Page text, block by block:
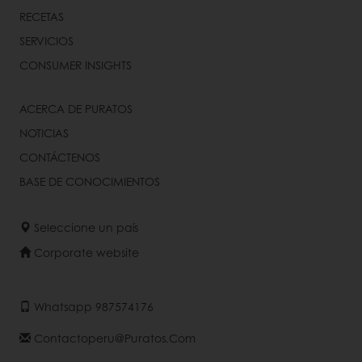
RECETAS
SERVICIOS
CONSUMER INSIGHTS
ACERCA DE PURATOS
NOTICIAS
CONTÁCTENOS
BASE DE CONOCIMIENTOS
Seleccione un país
Corporate website
Whatsapp 987574176
Contactoperu@puratos.com